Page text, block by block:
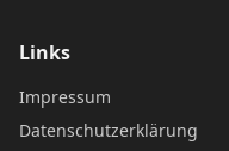
Links
Impressum
Datenschutzerklärung